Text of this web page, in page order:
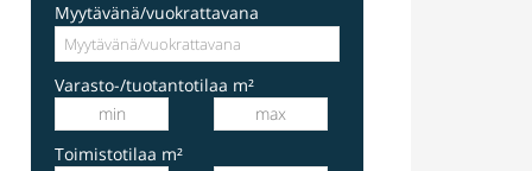
Myytävänä/vuokrattavana
Varasto-/tuotantotilaa m²
Toimistotilaa m²